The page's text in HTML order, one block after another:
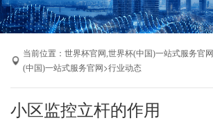
厂区展示
当前位置： 世界杯官网,世界杯(中国)一站式服务官网
(中国)一站式服务官网 >行业动态
小区监控立杆的作用